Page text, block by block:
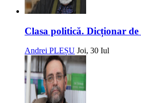
Clasa politică. Dicționar de
Andrei PLEȘU Joi, 30 Iul